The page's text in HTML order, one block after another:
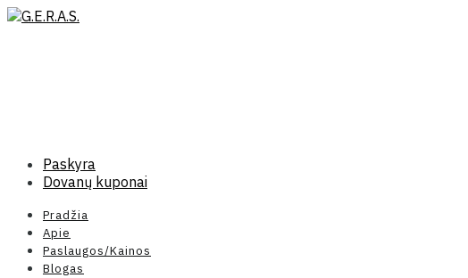
Paskyra
Dovanų kuponai
Pradžia
Apie
Paslaugos/Kainos
Blogas